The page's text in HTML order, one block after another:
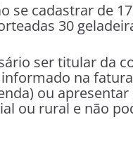
se cadastrar de
30
ser titular da
na
ou
ou rural e não